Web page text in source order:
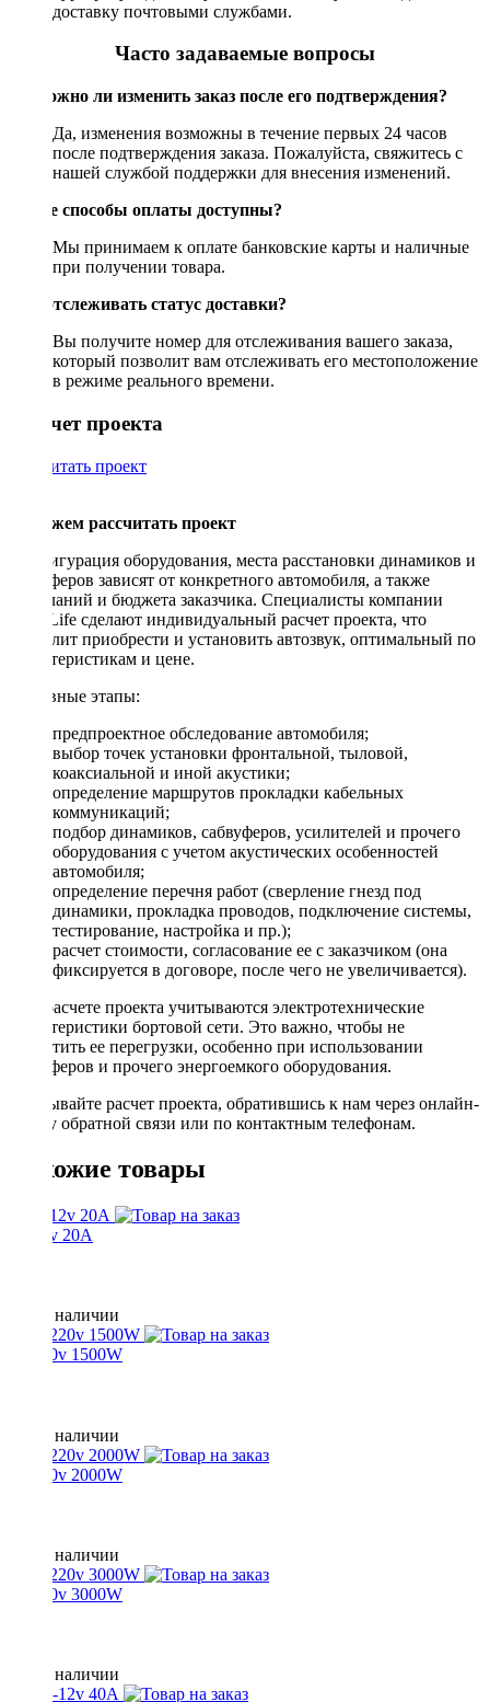
доставку почтовыми службами.
Часто задаваемые вопросы
Возможно ли изменить заказ после его подтверждения?
Да, изменения возможны в течение первых 24 часов
после подтверждения заказа. Пожалуйста, свяжитесь с
нашей службой поддержки для внесения изменений.
Какие способы оплаты доступны?
Мы принимаем к оплате банковские карты и наличные
при получении товара.
Как отслеживать статус доставки?
Вы получите номер для отслеживания вашего заказа,
который позволит вам отслеживать его местоположение
в режиме реального времени.
Рассчет проекта
Рассчитать проект
Поможем рассчитать проект
Конфигурация оборудования, места расстановки динамиков и
сабвуферов зависят от конкретного автомобиля, а также
пожеланий и бюджета заказчика. Специалисты компании
DriveLife сделают индивидуальный расчет проекта, что
позволит приобрести и установить автозвук, оптимальный по
характеристикам и цене.
Основные этапы:
предпроектное обследование автомобиля;
выбор точек установки фронтальной, тыловой,
коаксиальной и иной акустики;
определение маршрутов прокладки кабельных
коммуникаций;
подбор динамиков, сабвуферов, усилителей и прочего
оборудования с учетом акустических особенностей
автомобиля;
определение перечня работ (сверление гнезд под
динамики, прокладка проводов, подключение системы,
тестирование, настройка и пр.);
расчет стоимости, согласование ее с заказчиком (она
фиксируется в договоре, после чего не увеличивается).
При расчете проекта учитываются электротехнические
характеристики бортовой сети. Это важно, чтобы не
допустить ее перегрузки, особенно при использовании
сабвуферов и прочего энергоемкого оборудования.
Заказывайте расчет проекта, обратившись к нам через онлайн-
форму обратной связи или по контактным телефонам.
Похожие товары
24-12v 20A
Нет в наличии
12-220v 1500W
Нет в наличии
12-220v 2000W
Нет в наличии
12-220v 3000W
Нет в наличии